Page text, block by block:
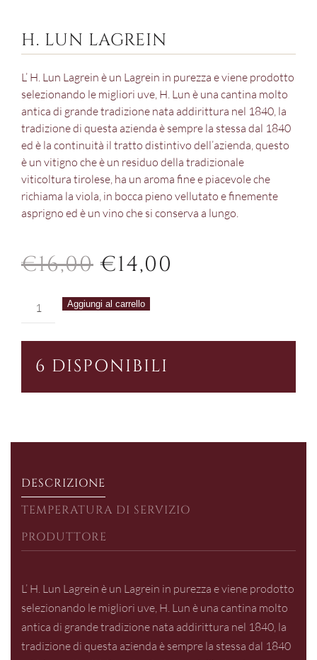
H. LUN LAGREIN
L’ H. Lun Lagrein è un Lagrein in purezza e viene prodotto
selezionando le migliori uve, H. Lun è una cantina molto
antica di grande tradizione nata addirittura nel 1840, la
tradizione di questa azienda è sempre la stessa dal 1840
ed è la continuità il tratto distintivo dell’azienda, questo
è un vitigno che è un residuo della tradizionale
viticoltura tirolese, ha un aroma fine e piacevole che
richiama la viola, in bocca pieno vellutato e finemente
asprigno ed è un vino che si conserva a lungo.
€16,00 IL
PREZZO
ERA:
€14,00
LUN
Lagrein
quantità
Aggiungi al carrello
6 DISPONIBILI
DESCRIZIONE
TEMPERATURA DI SERVIZIO
PRODUTTORE
L’ H. Lun Lagrein è un Lagrein in purezza e viene prodotto
selezionando le migliori uve, H. Lun è una cantina molto
antica di grande tradizione nata addirittura nel 1840, la
tradizione di questa azienda è sempre la stessa dal 1840